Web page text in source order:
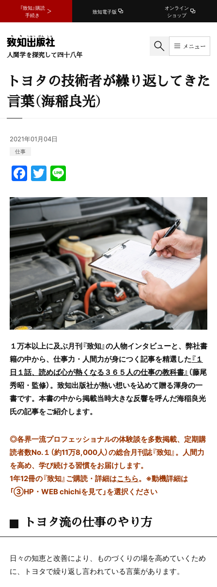
『致知』購読
手続き
致知電子版
オンライン
ショップ
人間学を探究して四十八年
メニュー
トヨタの技術者が繰り返してきた
言葉（海稲良光）
2021年01月04日
仕事
F
a
c
e
b
o
o
k
T
w
itt
er
e
１万本以上に及ぶ月刊『致知』の人物インタビューと、弊社書
籍の中から、仕事力・人間力が身につく記事を精選した『１
日１話、読めば心が熱くなる３６５人の仕事の教科書』 （藤尾
秀昭・監修）。致知出版社が熱い想いを込めて贈る渾身の一
書です。本書の中から掲載当時大きな反響を呼んだ海稲良光
氏の記事をご紹介します。
◎各界一流プロフェッショナルの体験談を多数掲載、定期購
読者数No.１（約11万8,000人）の総合月刊誌『致知』。人間力
を高め、学び続ける習慣をお届けします。
1年12冊の『致知』ご購読・詳細はこちら。 ※動機詳細は
「③HP・WEB chichiを見て」を選択ください
トヨタ流の仕事のやり方
日々の知恵と改善により、ものづくりの場を高めていくため
に、トヨタで繰り返し言われている言葉があります。